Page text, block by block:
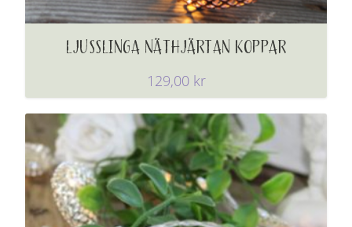
LJUSSLINGA NÄTHJÄRTAN KOPPAR
129,00 kr